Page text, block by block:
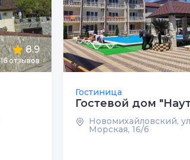
8.9
16отзывов
Гостиница
Гостевой дом
Новомихайловский,
Морская, 16/б